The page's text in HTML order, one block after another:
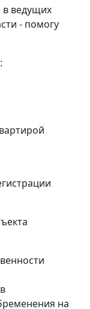
в ведущих
- помогу
на